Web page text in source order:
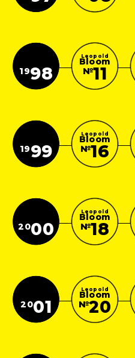
1998
Leopold
Bloom
№11
1999
Leopold
Bloom
№16
2000
Leopold
Bloom
№18
2001
Leopold
Bloom
№20